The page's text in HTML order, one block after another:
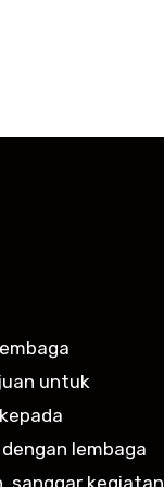
untuk
lembaga
sanggar kegiatan